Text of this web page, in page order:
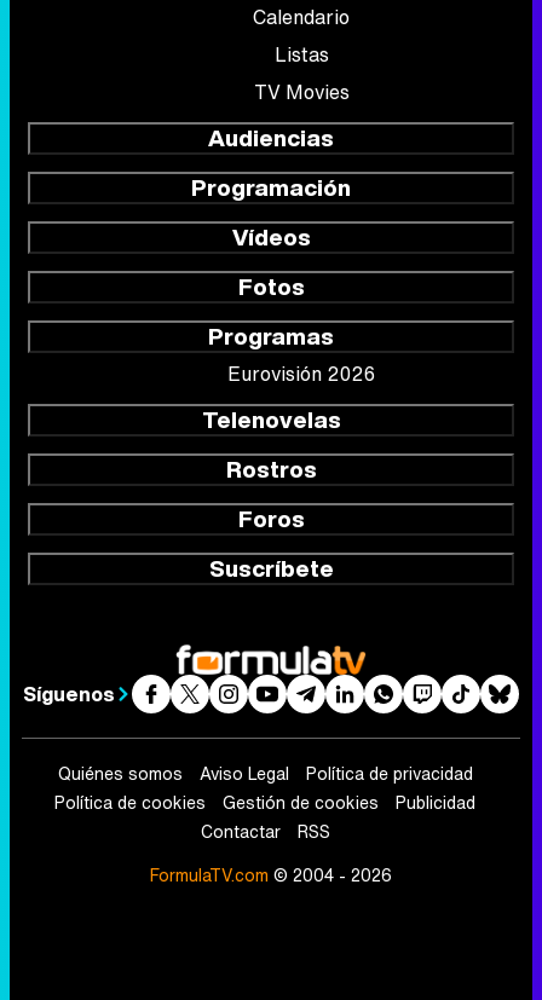
Calendario
Listas
TV Movies
Audiencias
Programación
Vídeos
Fotos
Programas
Eurovisión 2026
Telenovelas
Rostros
Foros
Suscríbete
Síguenos
Quiénes somos Aviso Legal
Política de privacidad
Política de cookies
Gestión de cookies
Publicidad
Contactar
RSS
FormulaTV.com © 2004 - 2026